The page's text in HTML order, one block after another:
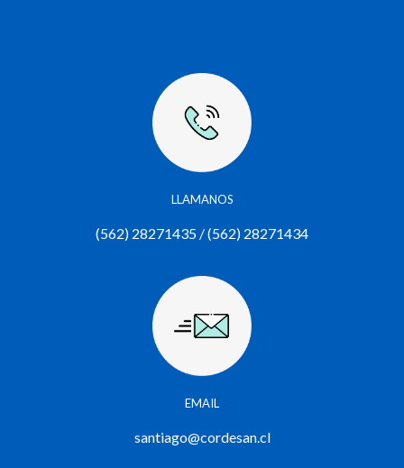
LLAMANOS
(562) 28271435 / (562) 28271434
EMAIL
santiago@cordesan.cl